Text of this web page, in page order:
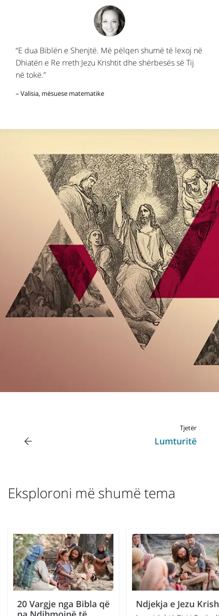
“E dua Biblën e Shenjtë. Më pëlqen shumë të lexoj në
Dhiatën e Re rreth Jezu Krishtit dhe shërbesës së Tij
në tokë.”
– Valisia, mësuese matematike
Tjetër
Lumturitë
Eksploroni më shumë tema
20 Vargje nga Bibla që
Ndjekja e Jezu